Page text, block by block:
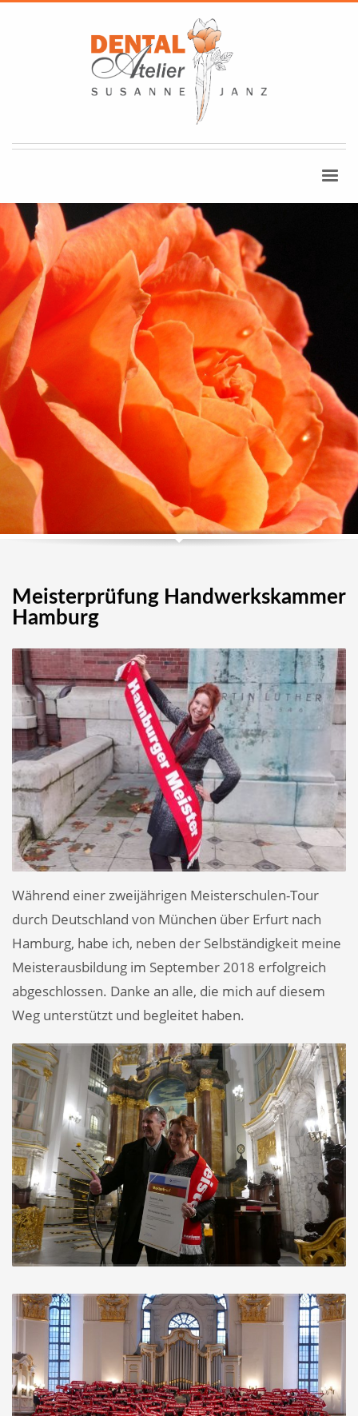
Meisterprüfung Handwerkskammer
Hamburg
Während einer zweijährigen Meisterschulen-Tour
durch Deutschland von München über Erfurt nach
Hamburg, habe ich, neben der Selbständigkeit meine
Meisterausbildung im September 2018 erfolgreich
abgeschlossen. Danke an alle, die mich auf diesem
Weg unterstützt und begleitet haben.